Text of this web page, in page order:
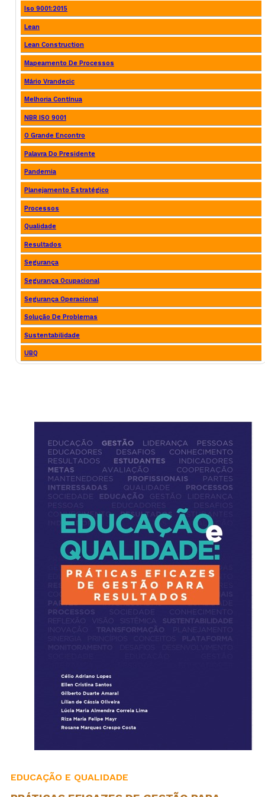
Iso 9001:2015
Lean
Lean Construction
Mapeamento De Processos
Mário Vrandecic
Melhoria Contínua
NBR ISO 9001
O Grande Encontro
Palavra Do Presidente
Pandemia
Planejamento Estratégico
Processos
Qualidade
Resultados
Segurança
Segurança Ocupacional
Segurança Operacional
Solução De Problemas
Sustentabilidade
UBQ
EDUCAÇÃO E QUALIDADE